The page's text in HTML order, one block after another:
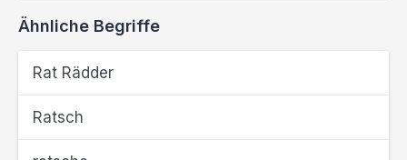
Ähnliche Begriffe
Rat Rädder
Ratsch